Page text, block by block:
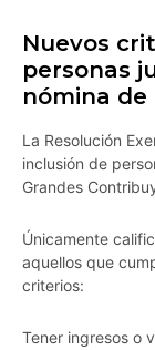
Nuevos
personas
nómina
La Resolución
inclusión de
Grandes
Únicamente
aquellos que
criterios:
Tener ingresos o